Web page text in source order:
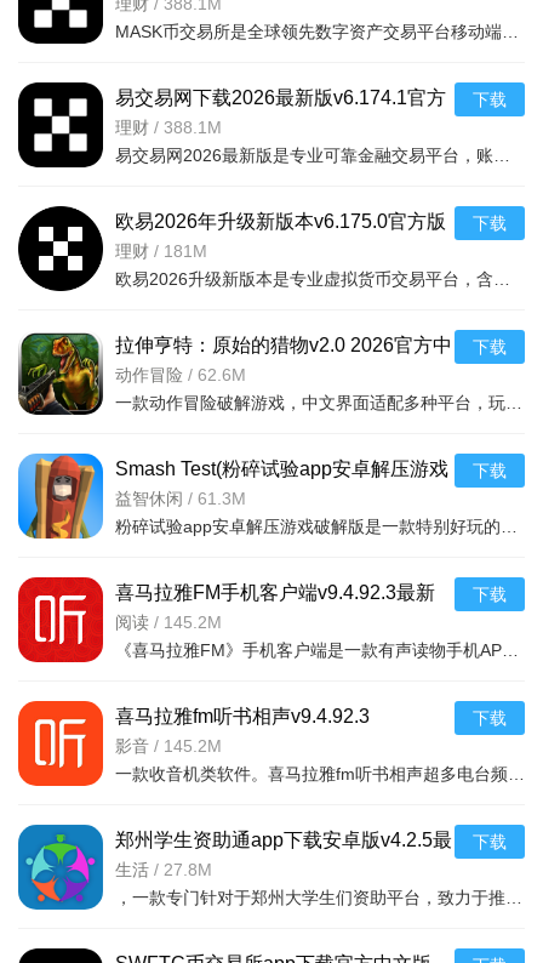
v6.160.0官方版
易交易网下载2026最新版v6.174.1官方
版
理财 / 388.1M
下载
欧易2026年升级新版本v6.175.0官方版
理财 / 181M
下载
拉伸亨特：原始的猎物v2.0 2026官方中
文版
动作冒险 / 62.6M
下载
Smash Test(粉碎试验app安卓解压游戏
破解版)v1.2
益智休闲 / 61.3M
下载
喜马拉雅FM手机客户端v9.4.92.3最新
版
阅读 / 145.2M
下载
喜马拉雅fm听书相声v9.4.92.3
影音 / 145.2M
下载
郑州学生资助通app下载安卓版v4.2.5最
新版
生活 / 27.8M
下载